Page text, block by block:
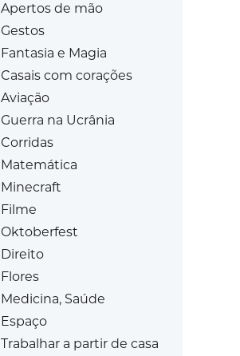
Apertos de mão
Gestos
Fantasia e Magia
Casais com corações
Aviação
Guerra na Ucrânia
Corridas
Matemática
Minecraft
Filme
Oktoberfest
Direito
Flores
Medicina, Saúde
Espaço
Trabalhar a partir de casa